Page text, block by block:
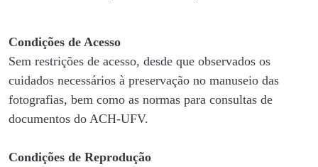
Condições de Acesso
Sem restrições de acesso, desde que observados os
cuidados necessários à preservação no manuseio das
fotografias, bem como as normas para consultas de
documentos do ACH-UFV.
Condições de Reprodução